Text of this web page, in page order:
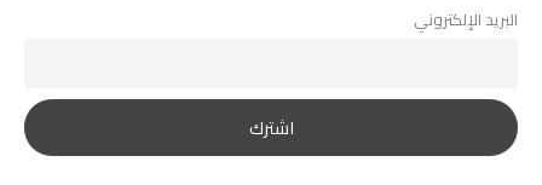
البريد الإلكتروني